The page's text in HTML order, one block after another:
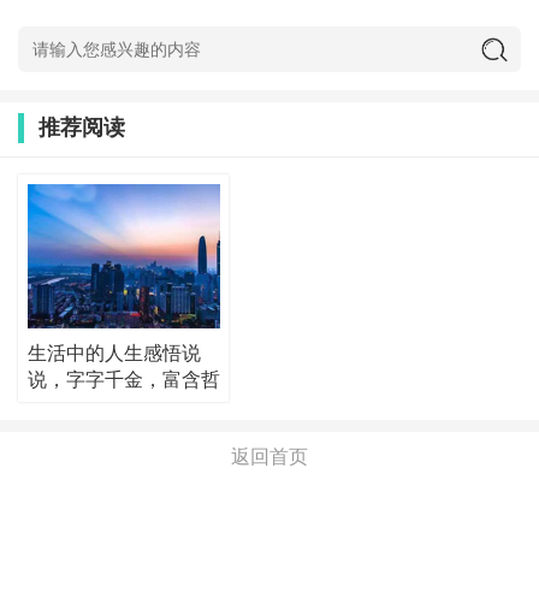
推荐阅读
生活中的人生感悟说
说，字字千金，富含哲
返回首页